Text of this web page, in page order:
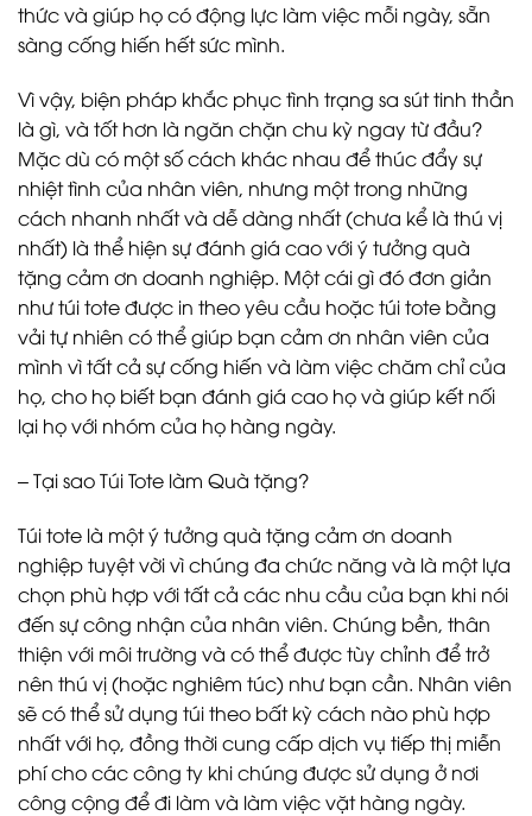
thức và giúp họ có động lực làm việc mỗi ngày, sẵn
sàng cống hiến hết sức mình.
Vì vậy, biện pháp khắc phục tình trạng sa sút tinh thần
là gì, và tốt hơn là ngăn chặn chu kỳ ngay từ đầu?
Mặc dù có một số cách khác nhau để thúc đẩy sự
nhiệt tình của nhân viên, nhưng một trong những
cách nhanh nhất và dễ dàng nhất (chưa kể là thú vị
nhất) là thể hiện sự đánh giá cao với ý tưởng quà
tặng cảm ơn doanh nghiệp. Một cái gì đó đơn giản
như túi tote được in theo yêu cầu hoặc túi tote bằng
vải tự nhiên có thể giúp bạn cảm ơn nhân viên của
mình vì tất cả sự cống hiến và làm việc chăm chỉ của
họ, cho họ biết bạn đánh giá cao họ và giúp kết nối
lại họ với nhóm của họ hàng ngày.
– Tại sao Túi Tote làm Quà tặng?
Túi tote là một ý tưởng quà tặng cảm ơn doanh
nghiệp tuyệt vời vì chúng đa chức năng và là một lựa
chọn phù hợp với tất cả các nhu cầu của bạn khi nói
đến sự công nhận của nhân viên. Chúng bền, thân
thiện với môi trường và có thể được tùy chỉnh để trở
nên thú vị (hoặc nghiêm túc) như bạn cần. Nhân viên
sẽ có thể sử dụng túi theo bất kỳ cách nào phù hợp
nhất với họ, đồng thời cung cấp dịch vụ tiếp thị miễn
phí cho các công ty khi chúng được sử dụng ở nơi
công cộng để đi làm và làm việc vặt hàng ngày.